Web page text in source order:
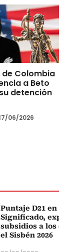
Colombia
a Beto
detención
06/2026
Puntaje D21 en
Significado,
subsidios a los
el Sisbén 2026